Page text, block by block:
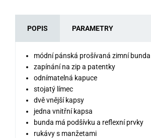
POPIS PARAMETRY
módní pánská prošívaná zimní bunda
zapínání na zip a patentky
odnímatelná kapuce
stojatý límec
dvě vnější kapsy
jedna vnitřní kapsa
bunda má podšívku a reflexní prvky
rukávy s manžetami